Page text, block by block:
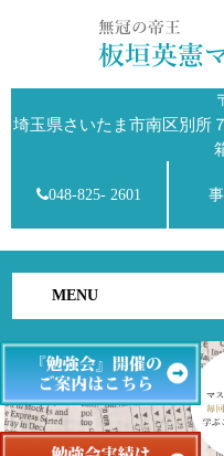
埼玉県さいたま市南区別所
048-825- 2601
MENU